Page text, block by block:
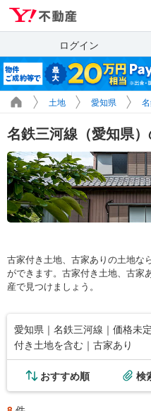
ログイン
土地 愛知県
名鉄三河線（愛知県
古家付き土地、古家ありの土地な
ができます。古家付き土地、古家
産で見つけましょう。
愛知県｜名鉄三河線｜価格未
付き土地を含む｜古家あり
おすすめ順 検